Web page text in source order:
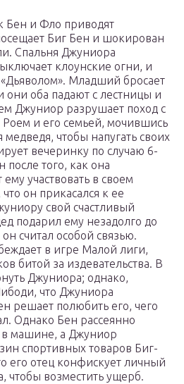
Бен и Фло приводят
Биг Бен и шокирован
Спальня Джуниора
клоунские огни, и
Младший бросает
они оба падают с лестницы и
Джуниор разрушает поход с
и его семьей, мочившись
чтобы напугать своих
вечеринку по случаю 6-
того, как она
участвовать в своем
он прикасался к ее
свой счастливый
подарил ему незадолго до
считал особой связью.
в игре Малой лиги,
битой за издевательства. В
Джуниора; однако,
что Джуниора
решает полюбить его, чего
Однако Бен рассеянно
в машине, а Джуниор
спортивных товаров Биг-
его отец конфискует личный
чтобы возместить ущерб.